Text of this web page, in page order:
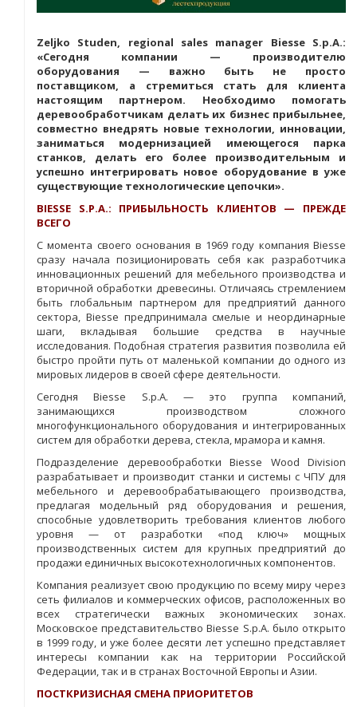
Zeljko Studen, regional sales manager Biesse S.p.A.:
«Сегодня компании — производителю
оборудования — важно быть не просто
поставщиком, а стремиться стать для клиента
настоящим партнером. Необходимо помогать
деревообработчикам делать их бизнес прибыльнее,
совместно внедрять новые технологии, инновации,
заниматься модернизацией имеющегося парка
станков, делать его более производительным и
успешно интегрировать новое оборудование в уже
существующие технологические цепочки».
BIESSE S.P.A.: ПРИБЫЛЬНОСТЬ КЛИЕНТОВ — ПРЕЖДЕ
ВСЕГО
С момента своего основания в 1969 году компания Biesse
сразу начала позиционировать себя как разработчика
инновационных решений для мебельного производства и
вторичной обработки древесины. Отличаясь стремлением
быть глобальным партнером для предприятий данного
сектора, Biesse предпринимала смелые и неординарные
шаги, вкладывая большие средства в научные
исследования. Подобная стратегия развития позволила ей
быстро пройти путь от маленькой компании до одного из
мировых лидеров в своей сфере деятельности.
Сегодня Biesse S.p.A. — это группа компаний,
занимающихся производством сложного
многофункционального оборудования и интегрированных
систем для обработки дерева, стекла, мрамора и камня.
Подразделение деревообработки Biesse Wood Division
разрабатывает и производит станки и системы с ЧПУ для
мебельного и деревообрабатывающего производства,
предлагая модельный ряд оборудования и решения,
способные удовлетворить требования клиентов любого
уровня — от разработки «под ключ» мощных
производственных систем для крупных предприятий до
продажи единичных высокотехнологичных компонентов.
Компания реализует свою продукцию по всему миру через
сеть филиалов и коммерческих офисов, расположенных во
всех стратегически важных экономических зонах.
Московское представительство Biesse S.p.A. было открыто
в 1999 году, и уже более десяти лет успешно представляет
интересы компании как на территории Российской
Федерации, так и в странах Восточной Европы и Азии.
ПОСТКРИЗИСНАЯ СМЕНА ПРИОРИТЕТОВ